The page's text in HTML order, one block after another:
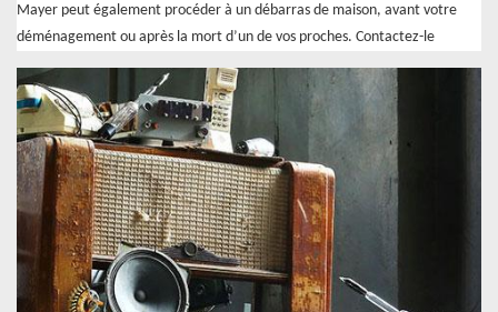
Mayer peut également procéder à un débarras de maison, avant votre
déménagement ou après la mort d’un de vos proches. Contactez-le